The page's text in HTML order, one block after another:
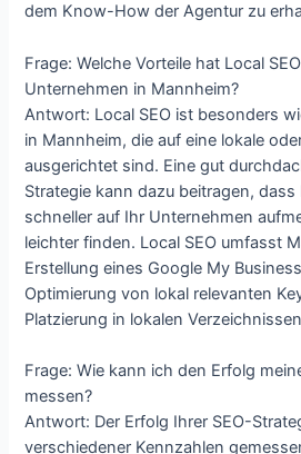
dem Know-How der Agentur zu
Frage: Welche Vorteile hat Local
Unternehmen in Mannheim?
Antwort: Local SEO ist besonders
in Mannheim, die auf eine lokale
ausgerichtet sind. Eine gut
Strategie kann dazu beitragen,
schneller auf Ihr Unternehmen
leichter finden. Local SEO umfasst
Erstellung eines Google My
Optimierung von lokal relevanten
Platzierung in lokalen
Frage: Wie kann ich den Erfolg
messen?
Antwort: Der Erfolg Ihrer SEO-
verschiedener Kennzahlen